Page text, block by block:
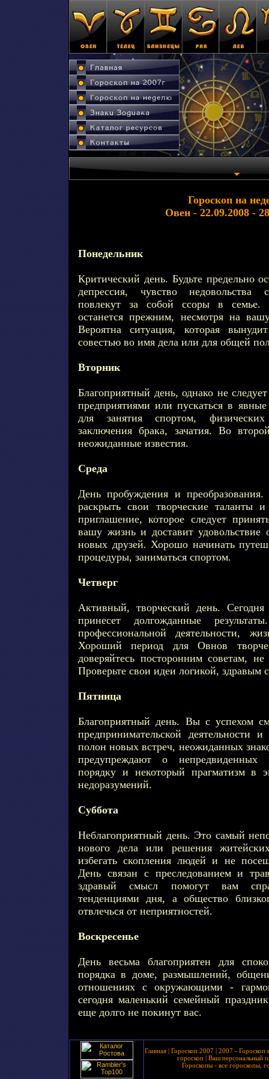
Гороскоп на
Овен - 22.09.2008 -
Понедельник
Критический день. Будьте предельно
депрессия, чувство недовольства
повлекут за собой ссоры в семье.
останется прежним, несмотря на
Вероятна ситуация, которая
совестью во имя дела или для общей
Вторник
Благоприятный день, однако не
предприятиями или пускаться в
для занятия спортом,
заключения брака, зачатия. Во
неожиданные известия.
Среда
День пробуждения и
раскрыть свои творческие таланты
приглашение, которое следует
вашу жизнь и доставит
новых друзей. Хорошо начинать
процедуры, заниматься спортом.
Четверг
Активный, творческий день. Сегодня
принесет долгожданные
профессиональной деятельности,
Хороший период для Овнов
доверяйтесь посторонним советам,
Проверьте свои идеи логикой,
Пятница
Благоприятный день. Вы с успехом
предпринимательской деятельности
полон новых встреч, неожиданных
предупреждают о непредвиденных
порядку и некоторый прагматизм в
недоразумений.
Суббота
Неблагоприятный день. Это самый
нового дела или решения
избегать скопления людей и не
День связан с преследованием и
здравый смысл помогут вам
тенденциями дня, а общество
отвлечься от неприятностей.
Воскресенье
День весьма благоприятен для
порядка в доме, размышлений,
отношениях с окружающими -
сегодня маленький семейный
еще долго не покинут вас.
Главная | Гороскоп 2007 | 2007 - Гороскоп
гороскоп| Ваш персональный
Гороскопы - все гороскопы,